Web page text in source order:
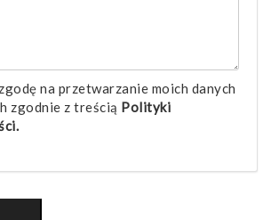
na przetwarzanie moich danych
zgodnie z treścią Polityki